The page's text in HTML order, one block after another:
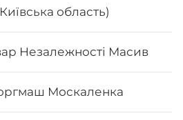
область)
Незалежності Масив
Москаленка
норі, сир Філадельфія, вугор,